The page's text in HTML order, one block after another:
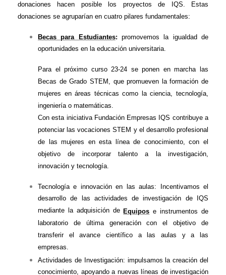
donaciones hacen posible los proyectos de IQS. Estas
donaciones se agruparían en cuatro pilares fundamentales:
Becas para Estudiantes: promovemos la igualdad de
oportunidades en la educación universitaria.
Para el próximo curso 23-24 se ponen en marcha las
Becas de Grado STEM, que promueven la formación de
mujeres en áreas técnicas como la ciencia, tecnología,
ingeniería o matemáticas.
Con esta iniciativa Fundación Empresas IQS contribuye a
potenciar las vocaciones STEM y el desarrollo profesional
de las mujeres en esta línea de conocimiento, con el
objetivo de incorporar talento a la investigación,
innovación y tecnología.
Tecnología e innovación en las aulas: Incentivamos el
desarrollo de las actividades de investigación de IQS
mediante la adquisición deEquipos e instrumentos de
laboratorio de última generación con el objetivo de
transferir el avance científico a las aulas y a las
empresas.
Actividades de Investigación: impulsamos la creación del
conocimiento, apoyando a nuevas líneas de investigación